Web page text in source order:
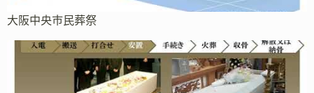
大阪中央市民葬祭